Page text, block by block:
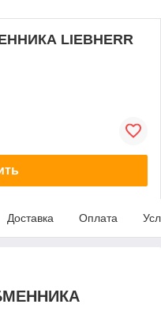
LIEBHERR
Доставка Оплата